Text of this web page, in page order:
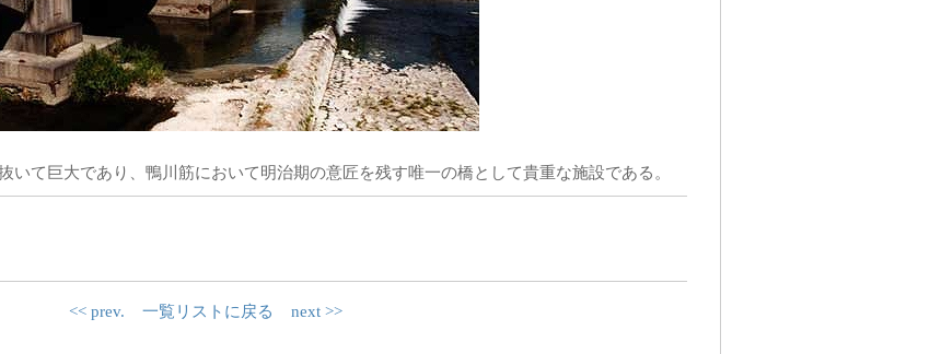
いて巨大であり、鴨川筋において明治期の意匠を残す唯一の橋として貴重な施設である。
<< prev. 一覧リストに戻る next >>